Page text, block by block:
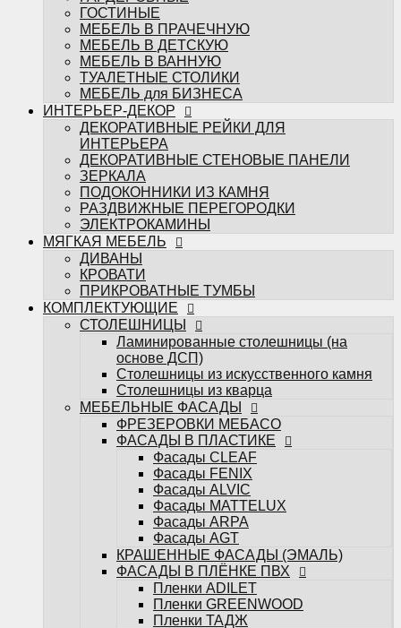
ЭЛЕКТРОКАМИНЫ
МЯГКАЯ МЕБЕЛЬ
ДИВАНЫ
КРОВАТИ
ПРИКРОВАТНЫЕ ТУМБЫ
КОМПЛЕКТУЮЩИЕ
СТОЛЕШНИЦЫ
Ламинированные столешницы (на
основе ДСП)
Столешницы из искусственного камня
Столешницы из кварца
МЕБЕЛЬНЫЕ ФАСАДЫ
ФРЕЗЕРОВКИ МЕБАСО
ФАСАДЫ В ПЛАСТИКЕ
Фасады CLEAF
Фасады FENIX
Фасады MATTELUX
Фасады ARPA
Фасады AGT
КРАШЕННЫЕ ФАСАДЫ (ЭМАЛЬ)
ФАСАДЫ В ПЛЁНКЕ ПВХ
Пленки ADILET
Пленки GREENWOOD
Пленки ТАДЖ
ФАСАДЫ ИЗ МАССИВА ДЕРЕВА
ШПОНИРОВАННЫЕ ФАСАДЫ
КУХОННЫЕ ФАРТУКИ
КУХОННЫЕ ФАРТУКИ НА ОСНОВЕ
КУХОННЫЕ ФАРТУКИ ИЗ КАМНЯ
(акрил, кварц, мрамор)
КУХОННЫЕ ФАРТУКИ С
ФОТОПЕЧАТЬЮ
Кухонные фартуки из каленого стекла
(Скинали)
САНТЕХНИКА
Измельчители
ГОСТИНЫЕ
МЕБЕЛЬ В ПРАЧЕЧНУЮ
МЕБЕЛЬ В ДЕТСКУЮ
МЕБЕЛЬ В ВАННУЮ
ТУАЛЕТНЫЕ СТОЛИКИ
МЕБЕЛЬ для БИЗНЕСА
ИНТЕРЬЕР-ДЕКОР
ДЕКОРАТИВНЫЕ РЕЙКИ ДЛЯ
ИНТЕРЬЕРА
ДЕКОРАТИВНЫЕ СТЕНОВЫЕ ПАНЕЛИ
ЗЕРКАЛА
ПОДОКОННИКИ ИЗ КАМНЯ
РАЗДВИЖНЫЕ ПЕРЕГОРОДКИ
ЭЛЕКТРОКАМИНЫ
МЯГКАЯ МЕБЕЛЬ
ДИВАНЫ
КРОВАТИ
ПРИКРОВАТНЫЕ ТУМБЫ
КОМПЛЕКТУЮЩИЕ
СТОЛЕШНИЦЫ
Ламинированные столешницы (на
основе ДСП)
Столешницы из искусственного камня
Столешницы из кварца
МЕБЕЛЬНЫЕ ФАСАДЫ
ФРЕЗЕРОВКИ МЕБАСО
ФАСАДЫ В ПЛАСТИКЕ
Фасады CLEAF
Фасады FENIX
Фасады ALVIC
Фасады MATTELUX
Фасады ARPA
Фасады AGT
КРАШЕННЫЕ ФАСАДЫ (ЭМАЛЬ)
ФАСАДЫ В ПЛЁНКЕ ПВХ
Пленки ADILET
Пленки GREENWOOD
Пленки ТАДЖ